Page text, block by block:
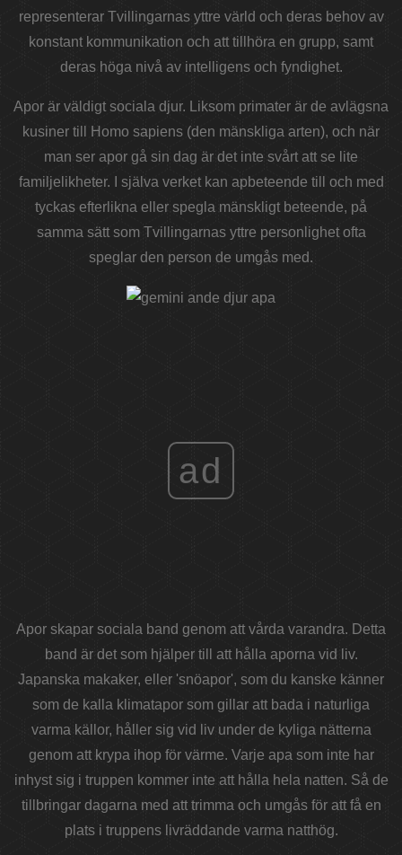
representerar Tvillingarnas yttre värld och deras behov av
konstant kommunikation och att tillhöra en grupp, samt
deras höga nivå av intelligens och fyndighet.
Apor är väldigt sociala djur. Liksom primater är de avlägsna
kusiner till Homo sapiens (den mänskliga arten), och när
man ser apor gå sin dag är det inte svårt att se lite
familjelikheter. I själva verket kan apbeteende till och med
tyckas efterlikna eller spegla mänskligt beteende, på
samma sätt som Tvillingarnas yttre personlighet ofta
speglar den person de umgås med.
ad
Apor skapar sociala band genom att vårda varandra. Detta
band är det som hjälper till att hålla aporna vid liv.
Japanska makaker, eller 'snöapor', som du kanske känner
som de kalla klimatapor som gillar att bada i naturliga
varma källor, håller sig vid liv under de kyliga nätterna
genom att krypa ihop för värme. Varje apa som inte har
inhyst sig i truppen kommer inte att hålla hela natten. Så de
tillbringar dagarna med att trimma och umgås för att få en
plats i truppens livräddande varma natthög.